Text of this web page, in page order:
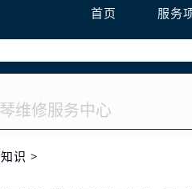
首页 服务
6层602室（需提前预约）
座11层1102室售后服务中心（
识 >